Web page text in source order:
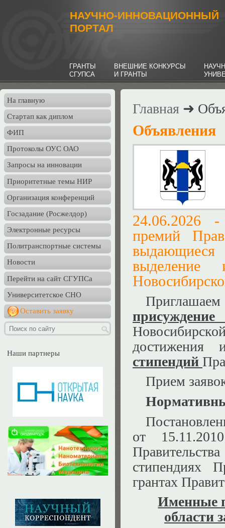
НАУЧНО-ИННОВАЦИОННЫЙ
ПОРТАЛ
ГРАНТЫ
СГУПСА
ВНЕШНИЕ КОНКУРСЫ
И ГРАНТЫ
На главную
Стартап как диплом
ФИП
Протоколы ОУС ОАО
Запросы на инновации
Приоритетные темы НИР
Организация конференций
Госзадание (Росжелдор)
Электронные ресурсы
Политранспортные системы
Новости
Перейти на сайт СГУПСа
Университетское СНО
Оставить заявку
Наши партнеры
Главная ➜
Объявления
24.06.2026
премий
выделение
стипендий
Прием
от
стипендиях
грантах
Именные
области